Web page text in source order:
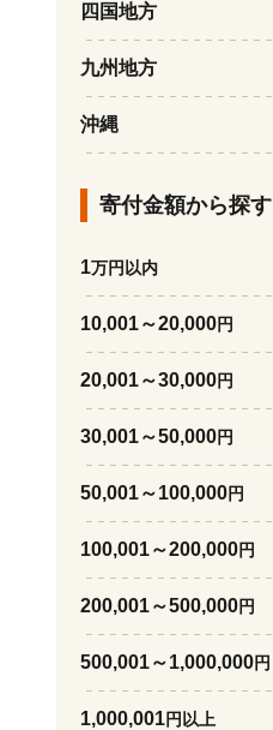
四国地方
九州地方
沖縄
寄付金額から探す
1万円以内
10,001～20,000円
20,001～30,000円
30,001～50,000円
50,001～100,000円
100,001～200,000円
200,001～500,000円
500,001～1,000,000円
1,000,001円以上